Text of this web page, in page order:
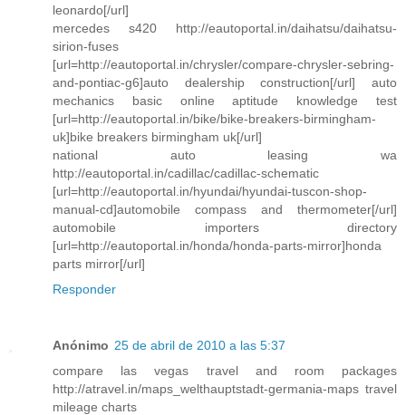
leonardo[/url]
mercedes s420 http://eautoportal.in/daihatsu/daihatsu-
sirion-fuses
[url=http://eautoportal.in/chrysler/compare-chrysler-sebring-
and-pontiac-g6]auto dealership construction[/url] auto
mechanics basic online aptitude knowledge test
[url=http://eautoportal.in/bike/bike-breakers-birmingham-
uk]bike breakers birmingham uk[/url]
national auto leasing wa
http://eautoportal.in/cadillac/cadillac-schematic
[url=http://eautoportal.in/hyundai/hyundai-tuscon-shop-
manual-cd]automobile compass and thermometer[/url]
automobile importers directory
[url=http://eautoportal.in/honda/honda-parts-mirror]honda
parts mirror[/url]
Responder
Anónimo 25 de abril de 2010 a las 5:37
compare las vegas travel and room packages
http://atravel.in/maps_welthauptstadt-germania-maps travel
mileage charts